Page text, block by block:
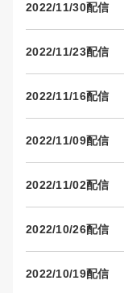
2022/11/30配信
2022/11/23配信
2022/11/16配信
2022/11/09配信
2022/11/02配信
2022/10/26配信
2022/10/19配信